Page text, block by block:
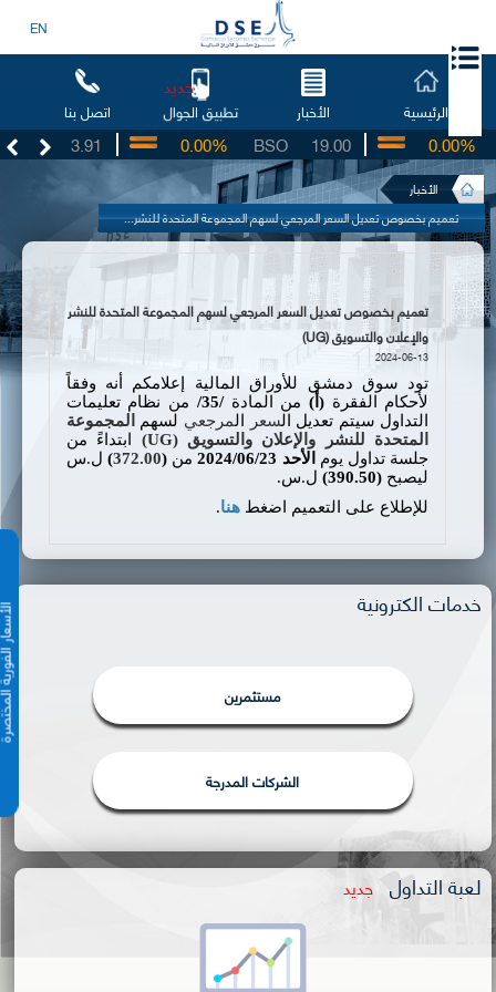
EN
الرئيسية الأخبار تطبيق الجوال
جديد
اتصل بنا
3.91
UG 19.00
BSO
0.00% 0.00%
الأخبار
تعميم بخصوص تعديل السعر المرجعي لسهم المجموعة المتحدة للنشر...
الأسعار
تعميم بخصوص تعديل السعر المرجعي لسهم المجموعة المتحدة للنشر
والإعلان والتسويق (UG)
2024-06-13
تود سوق دمشق للأوراق المالية إعلامكم أنه وفقاً
لأحكام الفقرة( أ) من المادة/35/
من نظام تعليمات
التداول سيتم تعديل السعر المرجعي لسهم
المجموعة
المتحدة للنشر والإعلان والتسويق (UG
)
ابتداءً من
جلسة تداول يوم
الأحد 23/
06
/
4
202 من(
372.00
) ل.س
ليصبح (
390.50
)ل.س.
للإطلاع على التعميم اضغط هنا.
خدمات الكترونية
مستثمرين
الشركات المدرجة
لعبة التداول جديد